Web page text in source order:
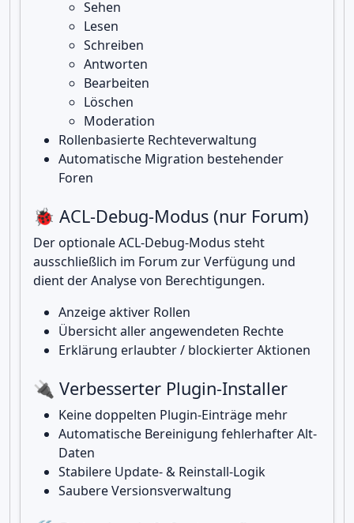
Sehen
Lesen
Schreiben
Antworten
Bearbeiten
Löschen
Moderation
Rollenbasierte Rechteverwaltung
Automatische Migration bestehender
Foren
🐞 ACL-Debug-Modus (nur Forum)
Der optionale ACL-Debug-Modus steht
ausschließlich im Forum zur Verfügung und
dient der Analyse von Berechtigungen.
Anzeige aktiver Rollen
Übersicht aller angewendeten Rechte
Erklärung erlaubter / blockierter Aktionen
🔌 Verbesserter Plugin-Installer
Keine doppelten Plugin-Einträge mehr
Automatische Bereinigung fehlerhafter Alt-
Daten
Stabilere Update- & Reinstall-Logik
Saubere Versionsverwaltung